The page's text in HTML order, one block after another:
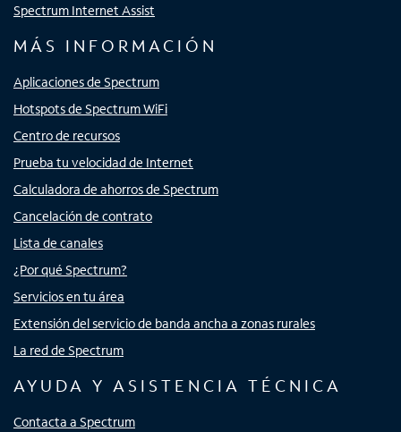
Spectrum Internet Assist
MÁS INFORMACIÓN
Aplicaciones de Spectrum
Hotspots de Spectrum WiFi
Centro de recursos
Prueba tu velocidad de Internet
Calculadora de ahorros de Spectrum
Cancelación de contrato
Lista de canales
¿Por qué Spectrum?
Servicios en tu área
Extensión del servicio de banda ancha a zonas rurales
La red de Spectrum
AYUDA Y ASISTENCIA TÉCNICA
Contacta a Spectrum